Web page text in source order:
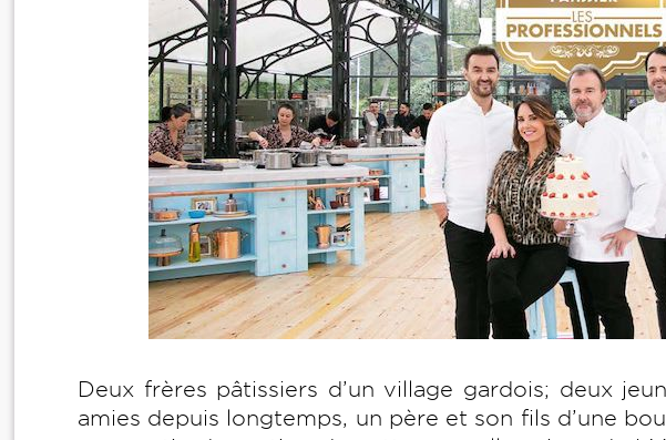
Deux frères pâtissiers d’un village gardois; deux
amies depuis longtemps, un père et son fils d’une